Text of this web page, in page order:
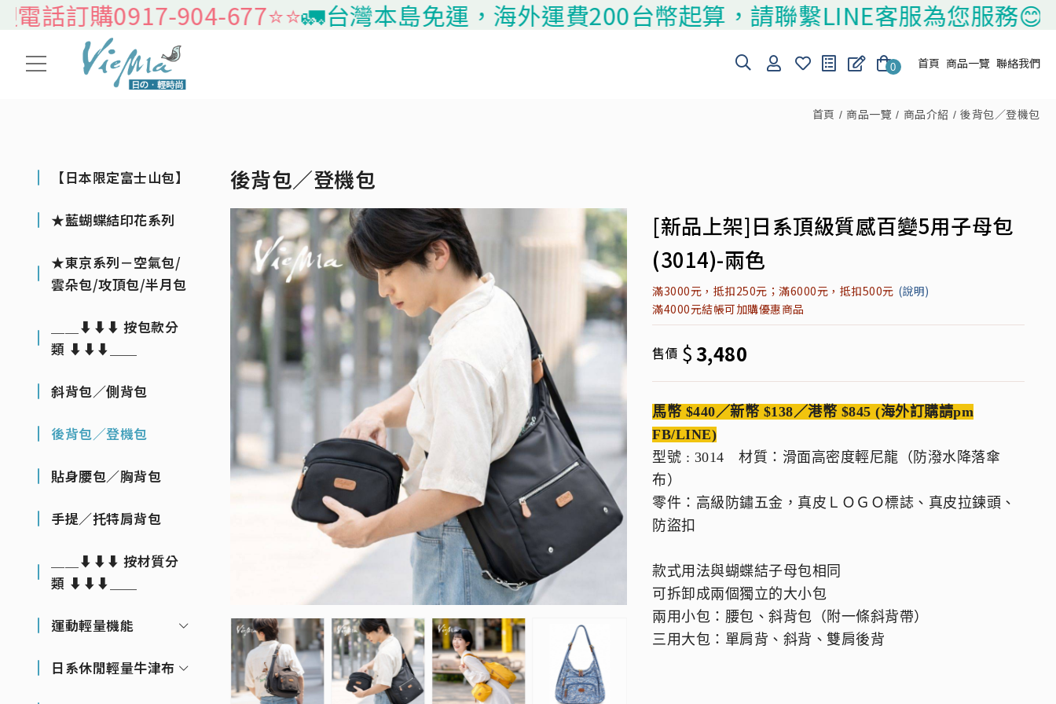
訂購0917-904-677⭐️⭐️🚛台灣本島免運，海外運費200台幣起算，請聯繫LINE客服為您服務😊
0 首頁 商品一覽 聯絡我們
首頁 商品一覽 商品介紹 後背包／登機包
【日本限定富士山包】
★藍蝴蝶結印花系列
★東京系列－空氣包/
雲朵包/攻頂包/半月包
＿＿⬇⬇⬇ 按包款分
類 ⬇⬇⬇＿＿
斜背包／側背包
後背包／登機包
貼身腰包／胸背包
手提／托特肩背包
＿＿⬇⬇⬇ 按材質分
類 ⬇⬇⬇＿＿
運動輕量機能
日系休閒輕量牛津布
後背包／登機包
[新品上架]日系頂級質感百變5用子母包
(3014)-兩色
滿3000元，抵扣250元；滿6000元，抵扣500元 (說明)
滿4000元結帳可加購優惠商品
售價 $ 3,480
馬幣 $440／新幣 $138／港幣 $845 (海外訂購請pm
FB/LINE)
型號 : 3014 材質：滑面高密度輕尼龍（防潑水降落傘
布）
零件：高級防鏽五金，真皮ＬＯＧＯ標誌、真皮拉鍊頭、
防盜扣
款式用法與蝴蝶結子母包相同
可拆卸成兩個獨立的大小包
兩用小包：腰包、斜背包（附一條斜背帶）
三用大包：單肩背、斜背、雙肩後背